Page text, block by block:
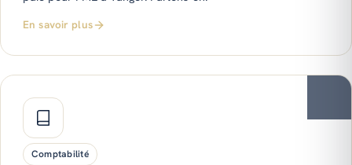
En savoir plus
Comptabilité